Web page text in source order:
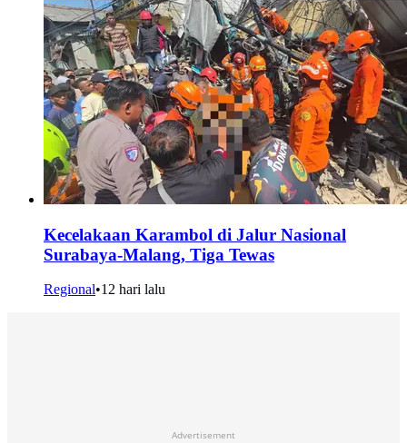
Kecelakaan Karambol di Jalur Nasional
Surabaya-Malang, Tiga Tewas
Regional•12 hari lalu
Advertisement